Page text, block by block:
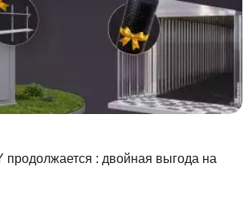
продолжается : двойная выгода на